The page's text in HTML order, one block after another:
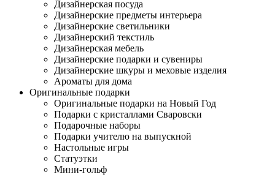
Дизайнерская посуда
Дизайнерские предметы интерьера
Дизайнерские светильники
Дизайнерский текстиль
Дизайнерская мебель
Дизайнерские подарки и сувениры
Дизайнерские шкуры и меховые изделия
Ароматы для дома
Оригинальные подарки
Оригинальные подарки на Новый Год
Подарки с кристаллами Сваровски
Подарочные наборы
Подарки учителю на выпускной
Настольные игры
Статуэтки
Мини-гольф